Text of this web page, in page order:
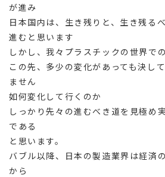
が進み
日本国内は、生き残りと、生き残る
進むと思います
しかし、我々プラスチックの世界で
この先、多少の変化があっても決し
ません
如何変化して行くのか
しっかり先々の進むべき道を見極め
である
と思います。
バブル以降、日本の製造業界は経済
から